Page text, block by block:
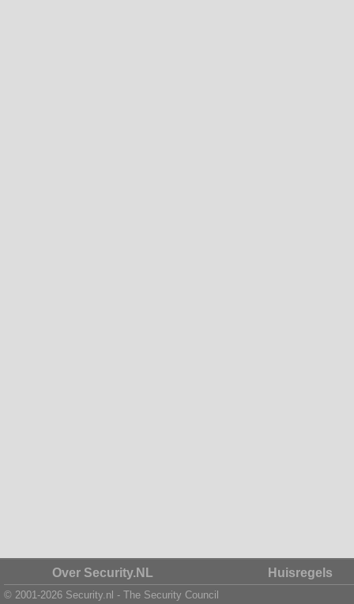
Over Security.NL Huisregels
© 2001-2026 Security.nl - The Security Council